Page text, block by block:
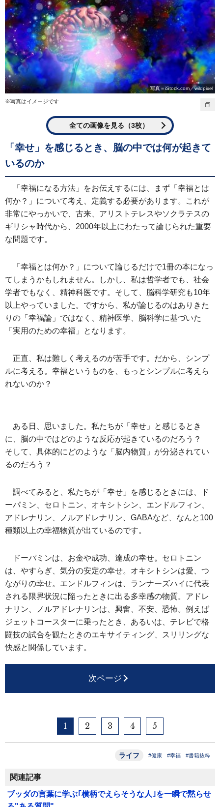
写真＝iStock.com／wildpixel
※写真はイメージです
全ての画像を見る（3枚）
「幸せ」を感じるとき、脳の中では何が起きて
いるのか
「幸福になる方法」をお伝えするには、まず「幸福とは
何か？」について考え、定義する必要があります。これが
非常にやっかいで、古来、アリストテレスやソクラテスの
ギリシャ時代から、2000年以上にわたって論じられた重要
な問題です。
「幸福とは何か？」について論じるだけで1冊の本になっ
てしまうかもしれません。しかし、私は哲学者でも、社会
学者でもなく、精神科医です。そして、脳科学研究も10年
以上やっていました。ですから、私が論じるのはありきた
りの「幸福論」ではなく、精神医学、脳科学に基づいた
「実用のための幸福」となります。
正直、私は難しく考えるのが苦手です。だから、シンプ
ルに考える。幸福というものを、もっとシンプルに考えら
れないのか？
ある日、思いました。私たちが「幸せ」と感じるとき
に、脳の中ではどのような反応が起きているのだろう？
そして、具体的にどのような「脳内物質」が分泌されてい
るのだろう？
調べてみると、私たちが「幸せ」を感じるときには、ド
ーパミン、セロトニン、オキシトシン、エンドルフィン、
アドレナリン、ノルアドレナリン、GABAなど、なんと100
種類以上の幸福物質が出ているのです。
ドーパミンは、お金や成功、達成の幸せ。セロトニン
は、やすらぎ、気分の安定の幸せ。オキシトシンは愛、つ
ながりの幸せ。エンドルフィンは、ランナーズハイに代表
される限界状況に陥ったときに出る多幸感の物質。アドレ
ナリン、ノルアドレナリンは、興奮、不安、恐怖。例えば
ジェットコースターに乗ったとき、あるいは、テレビで格
闘技の試合を観たときのエキサイティング、スリリングな
快感と関係しています。
次ページ
1 2 3 4 5
ライフ #健康 #幸福 #書籍抜粋
関連記事
ブッダの言葉に学ぶ｢横柄でえらそうな人｣を一瞬で黙らせ